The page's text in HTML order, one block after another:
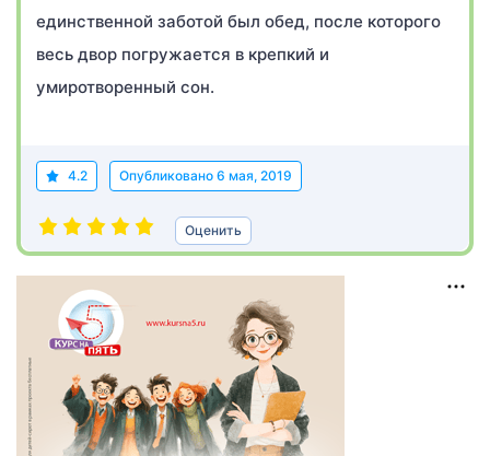
единственной заботой был обед, после которого
весь двор погружается в крепкий и
умиротворенный сон.
4.2 Опубликовано 6 мая, 2019
Оценить